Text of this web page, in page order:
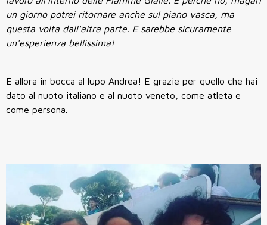
un giorno potrei ritornare anche sul piano vasca, ma
questa volta dall'altra parte. E sarebbe sicuramente
un'esperienza bellissima!
E allora in bocca al lupo Andrea! E grazie per quello che hai
dato al nuoto italiano e al nuoto veneto, come atleta e
come persona.